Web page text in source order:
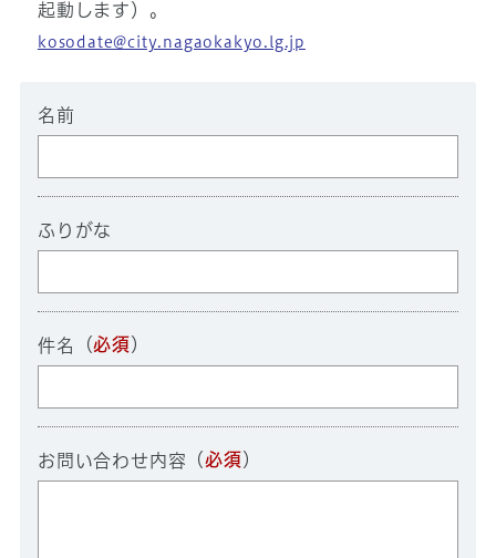
起動します）。
kosodate@city.nagaokakyo.lg.jp
名前
ふりがな
件名 （必須 ）
お問い合わせ内容 （必須 ）